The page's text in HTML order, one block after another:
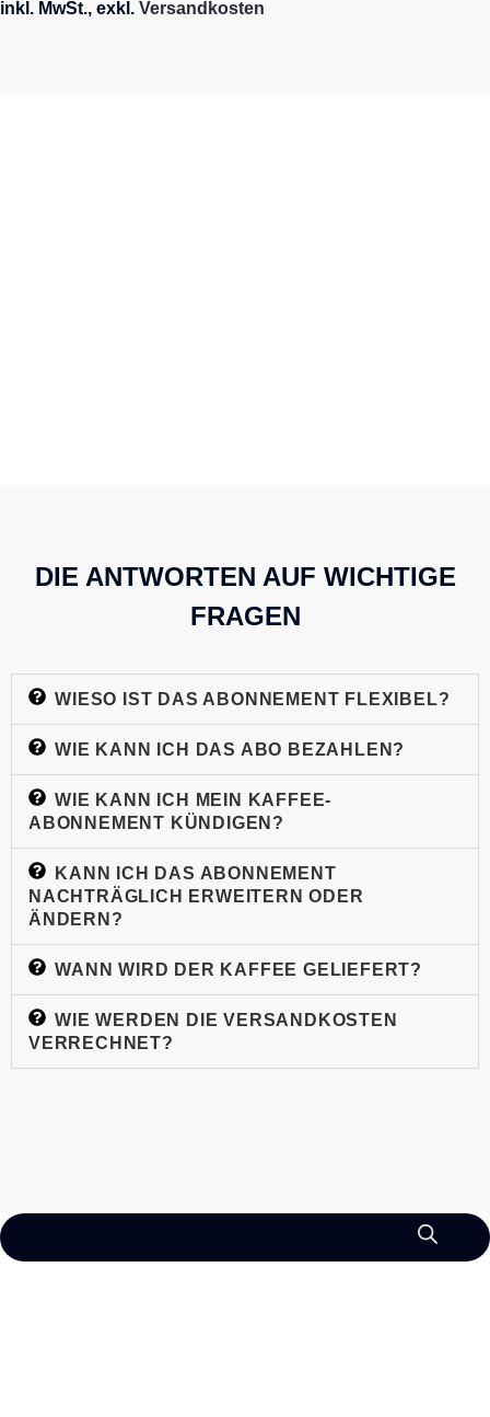
inkl. MwSt., exkl. Versandkosten
DIE ANTWORTEN AUF WICHTIGE
FRAGEN
WIESO IST DAS ABONNEMENT FLEXIBEL?
WIE KANN ICH DAS ABO BEZAHLEN?
WIE KANN ICH MEIN KAFFEE-
ABONNEMENT KÜNDIGEN?
KANN ICH DAS ABONNEMENT
NACHTRÄGLICH ERWEITERN ODER
ÄNDERN?
WANN WIRD DER KAFFEE GELIEFERT?
WIE WERDEN DIE VERSANDKOSTEN
VERRECHNET?